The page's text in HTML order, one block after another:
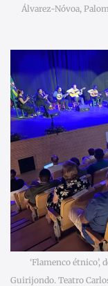
Álvarez-Nóvoa,
‘Flamenco étnico’,
Guirijondo. Teatro